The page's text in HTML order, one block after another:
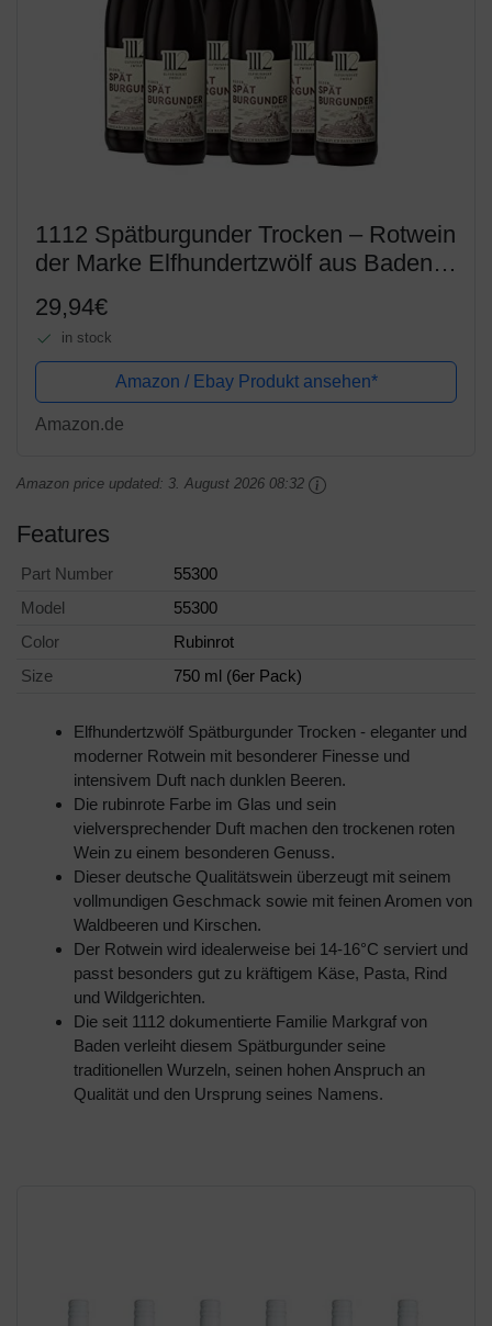
1112 Spätburgunder Trocken – Rotwein
der Marke Elfhundertzwölf aus Baden
(6 x 0,75 l)
29,94€
in stock
Amazon / Ebay Produkt ansehen*
Amazon.de
Amazon price updated: 3. August 2026 08:32
Features
Part Number
55300
Model
55300
Color
Rubinrot
Size
750 ml (6er Pack)
Elfhundertzwölf Spätburgunder Trocken - eleganter und
moderner Rotwein mit besonderer Finesse und
intensivem Duft nach dunklen Beeren.
Die rubinrote Farbe im Glas und sein
vielversprechender Duft machen den trockenen roten
Wein zu einem besonderen Genuss.
Dieser deutsche Qualitätswein überzeugt mit seinem
vollmundigen Geschmack sowie mit feinen Aromen von
Waldbeeren und Kirschen.
Der Rotwein wird idealerweise bei 14-16°C serviert und
passt besonders gut zu kräftigem Käse, Pasta, Rind
und Wildgerichten.
Die seit 1112 dokumentierte Familie Markgraf von
Baden verleiht diesem Spätburgunder seine
traditionellen Wurzeln, seinen hohen Anspruch an
Qualität und den Ursprung seines Namens.